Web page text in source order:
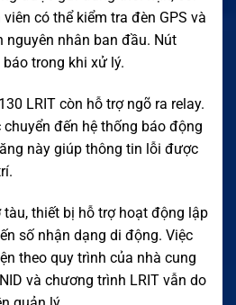
có thể kiểm tra đèn GPS và
nguyên nhân ban đầu. Nút
trong khi xử lý.
LRIT còn hỗ trợ ngõ ra relay.
đến hệ thống báo động
này giúp thông tin lỗi được
thiết bị hỗ trợ hoạt động lập
số nhận dạng di động. Việc
theo quy trình của nhà cung
và chương trình LRIT vẫn do